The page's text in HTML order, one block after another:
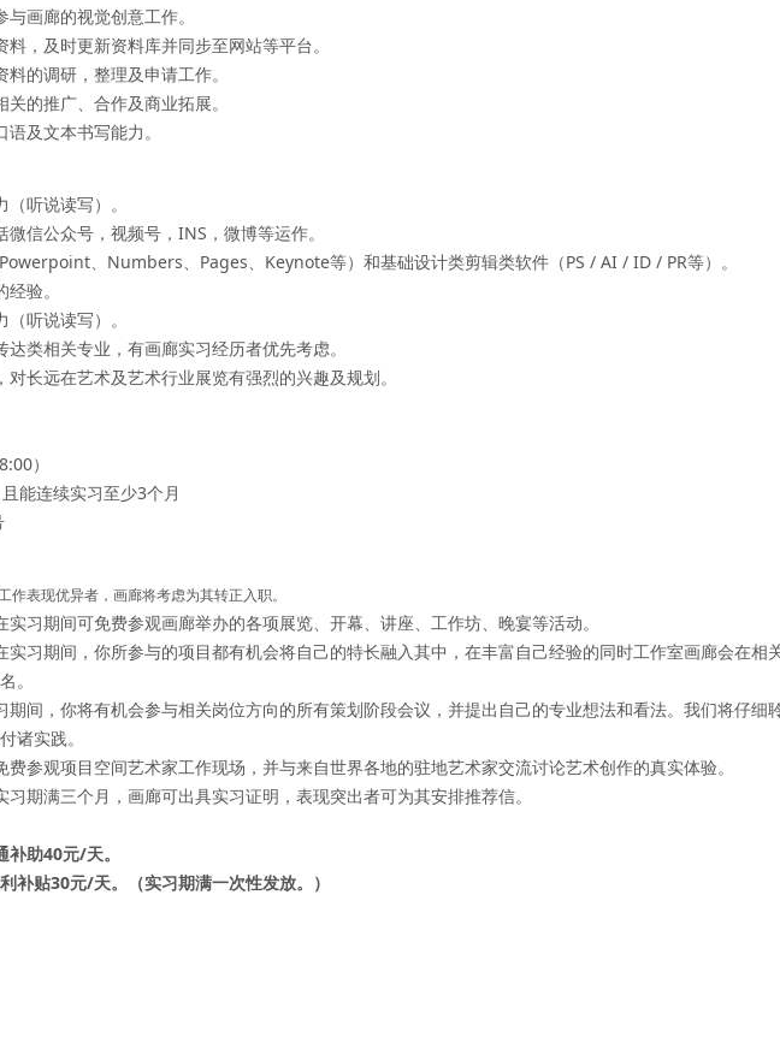
画廊的视觉创意工作。
，及时更新资料库并同步至网站等平台。
的调研，整理及申请工作。
的推广、合作及商业拓展。
及文本书写能力。
听说读写）。
信公众号，视频号，INS，微博等运作。
、Numbers、Pages、Keynote等）和基础设计类剪辑类软件（PS / AI / ID / PR等）。
验。
听说读写）。
类相关专业，有画廊实习经历者优先考虑。
长远在艺术及艺术行业展览有强烈的兴趣及规划。
）
能连续实习至少3个月
作表现优异者，画廊将考虑为其转正入职。
实习期间可免费参观画廊举办的各项展览、开幕、讲座、工作坊、晚宴等活动。
实习期间，你所参与的项目都有机会将自己的特长融入其中，在丰富自己经验的同时工作室画廊会在相
。
期间，你将有机会参与相关岗位方向的所有策划阶段会议，并提出自己的专业想法和看法。我们将仔细
诸实践。
费参观项目空间艺术家工作现场，并与来自世界各地的驻地艺术家交流讨论艺术创作的真实体验。
习期满三个月，画廊可出具实习证明，表现突出者可为其安排推荐信。
助40元/天。
补贴30元/天。（实习期满一次性发放。）